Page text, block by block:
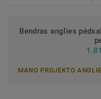
Bendras anglies
MANO PROJEKTO